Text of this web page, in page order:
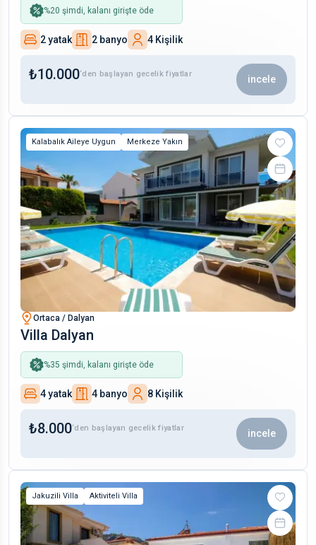
%20 şimdi, kalanı girişte öde
2 yatak 2 banyo 4 Kişilik
₺10.000‘den başlayan gecelik fiyatlar incele
Kalabalık Aileye Uygun Merkeze Yakın
Ortaca / Dalyan
Villa Dalyan
%35 şimdi, kalanı girişte öde
4 yatak 4 banyo 8 Kişilik
₺8.000‘den başlayan gecelik fiyatlar incele
Jakuzili Villa Aktiviteli Villa